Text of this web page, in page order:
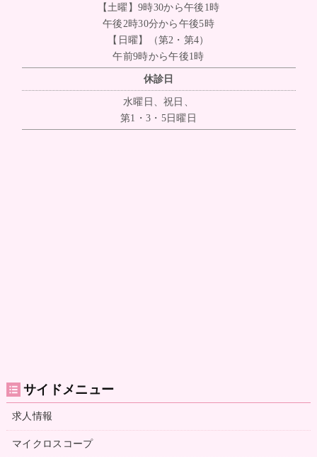
【土曜】9時30から午後1時
午後2時30分から午後5時
【日曜】（第2・第4）
午前9時から午後1時
休診日
水曜日、祝日、
第1・3・5日曜日
サイドメニュー
求人情報
マイクロスコープ